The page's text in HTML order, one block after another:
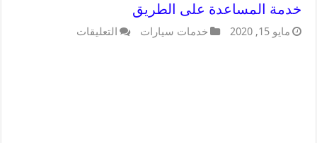
خدمة المساعدة على الطريق
مايو 15, 2020 خدمات سيارات التعليقات